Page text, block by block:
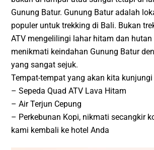
Gunung Batur. Gunung Batur adalah
populer untuk trekking di Bali. Bukan
ATV mengelilingi lahar hitam dan hutan
menikmati keindahan Gunung Batur
yang sangat sejuk.
Tempat-tempat yang akan kita kunjungi
– Sepeda Quad ATV Lava Hitam
– Air Terjun Cepung
– Perkebunan Kopi, nikmati secangkir
kami kembali ke hotel Anda